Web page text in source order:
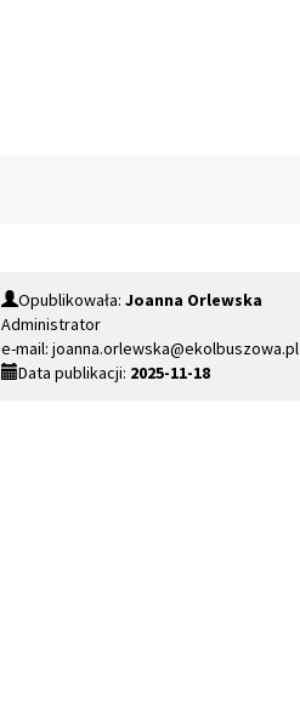
Opublikowała: Joanna Orlewska
Administrator
e-mail: joanna.orlewska@ekolbuszowa.pl
Data publikacji: 2025-11-18